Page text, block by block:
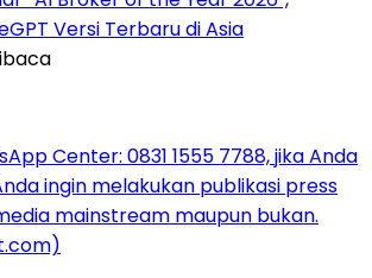
Versi Terbaru di Asia